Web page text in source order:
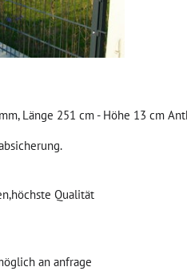
Länge 251 cm - Höhe 13 cm
Qualität
an anfrage